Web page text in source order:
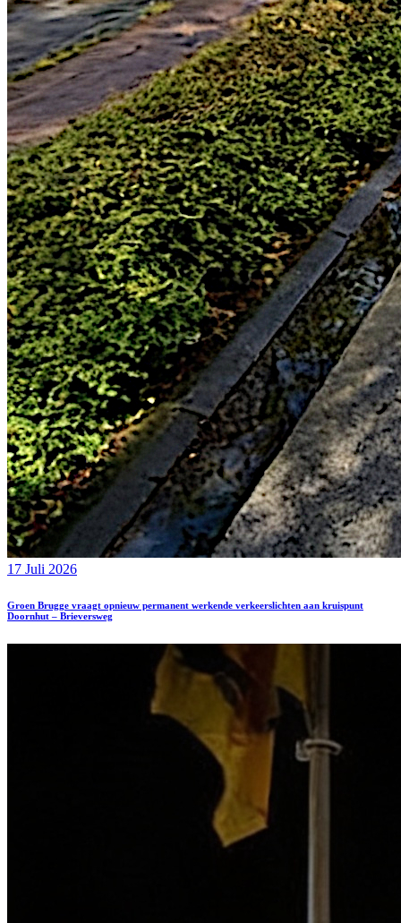
17 Juli 2026
Groen Brugge vraagt opnieuw permanent werkende verkeerslichten aan kruispunt
Doornhut – Brieversweg